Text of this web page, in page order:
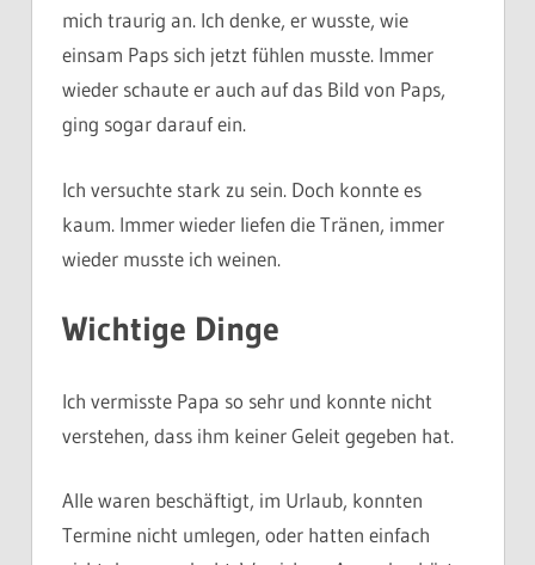
mich traurig an. Ich denke, er wusste, wie
einsam Paps sich jetzt fühlen musste. Immer
wieder schaute er auch auf das Bild von Paps,
ging sogar darauf ein.
Ich versuchte stark zu sein. Doch konnte es
kaum. Immer wieder liefen die Tränen, immer
wieder musste ich weinen.
Wichtige Dinge
Ich vermisste Papa so sehr und konnte nicht
verstehen, dass ihm keiner Geleit gegeben hat.
Alle waren beschäftigt, im Urlaub, konnten
Termine nicht umlegen, oder hatten einfach